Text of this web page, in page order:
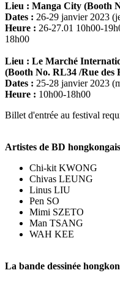
Lieu : Manga City (Booth
Dates : 26-29 janvier 2023
Heure : 26-27.01 10h00-
18h00
Lieu : Le Marché
(Booth No. RL34 /Rue des
Dates : 25-28 janvier 2023
Heure : 10h00-18h00
Billet d'entrée au festival
Artistes de BD
Chi-kit KWONG
Chivas LEUNG
Linus LIU
Pen SO
Mimi SZETO
Man TSANG
WAH KEE
La bande dessinée